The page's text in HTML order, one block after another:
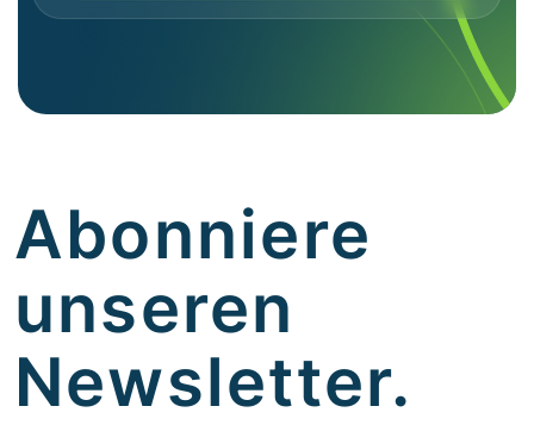
Abonniere
unseren
Newsletter.